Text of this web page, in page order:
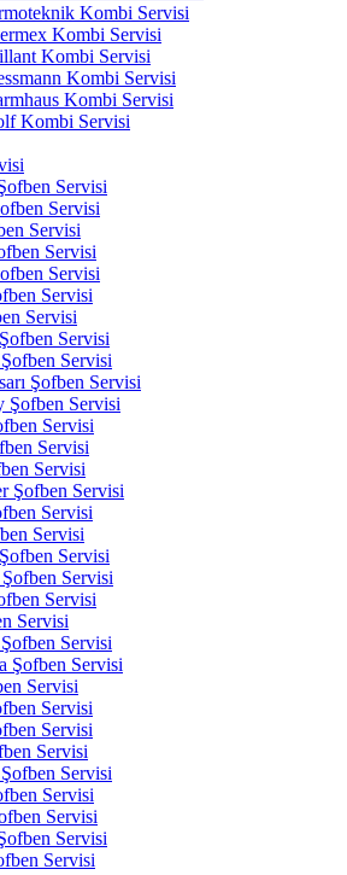
Kombi Servisi
Kombi Servisi
Kombi Servisi
Kombi Servisi
Kombi Servisi
Kombi Servisi
Servisi
Servisi
Servisi
Servisi
Servisi
Servisi
Servisi
Servisi
Servisi
Şofben Servisi
Şofben Servisi
Servisi
Servisi
Servisi
Şofben Servisi
Servisi
Servisi
Servisi
Servisi
Servisi
Servisi
Servisi
Şofben Servisi
Servisi
Servisi
Servisi
Servisi
Servisi
Servisi
Servisi
Servisi
Servisi